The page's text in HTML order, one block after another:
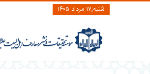
شنبه,۱۷ مرداد ۱۴۰۵